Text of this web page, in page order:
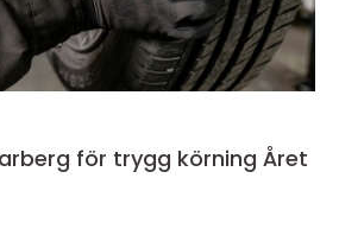
för trygg körning Året